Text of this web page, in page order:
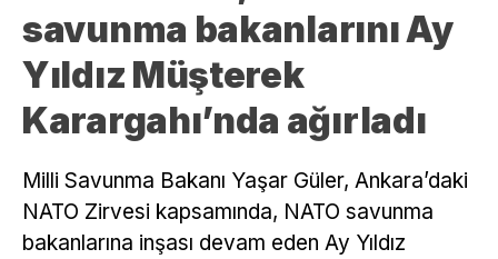
savunma bakanlarını Ay
Yıldız Müşterek
Karargahı’nda ağırladı
Milli Savunma Bakanı Yaşar Güler, Ankara’daki
NATO Zirvesi kapsamında, NATO savunma
bakanlarına inşası devam eden Ay Yıldız